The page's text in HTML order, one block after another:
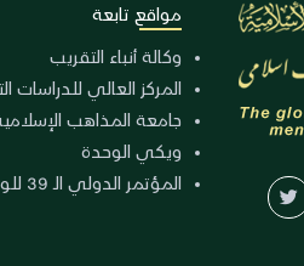
مواقع تابعة
وكالة أنباء التقريب
المركز العالي للدراسات
جامعة المذاهب
ويكي الوحدة
المؤتمر الدولي الـ 39 للوحدة الإسلامية